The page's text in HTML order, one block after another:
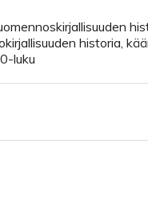
historia,
luku